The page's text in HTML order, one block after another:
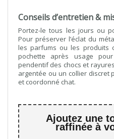
Conseils d’entretien &
Portez-le tous les jours ou
Pour préserver l’éclat du
les parfums ou les produits
pochette après usage
pendentif des chocs et
argentée ou un collier discret
et coordonné chat.
Ajoutez une
raffinée à